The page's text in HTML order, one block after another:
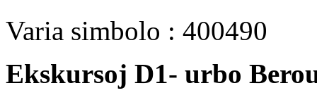
Varia simbolo : 400490
Ekskursoj D1- urbo